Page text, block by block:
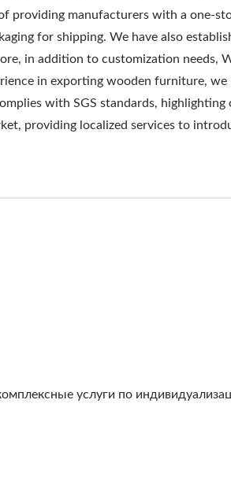
providing manufacturers with a one-
for shipping. We have also
in addition to customization needs,
in exporting wooden furniture,
with SGS standards,
providing localized services to
услуги по